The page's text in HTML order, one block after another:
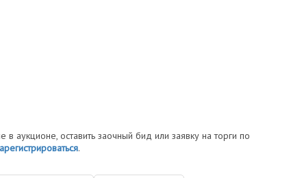
в аукционе, оставить заочный бид или заявку на торги по
.